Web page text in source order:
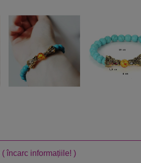
( încarc informațiile! )